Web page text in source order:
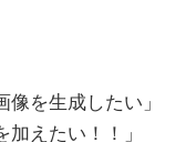
像を生成したい」
加えたい！！」